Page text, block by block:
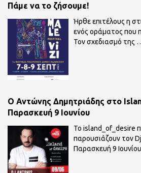
Πάμε να το ζήσουμε!
Ήρθε επιτέλους η
ενός οράματος που
Τον σχεδιασμό της
O Αντώνης Δημητριάδης στο
Παρασκευή 9 Ιουνίου
To island_of_desire
παρουσιάζουν τον
Παρασκευή 9